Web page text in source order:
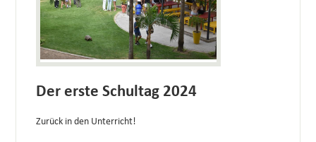
Der erste Schultag 2024
Zurück in den Unterricht!